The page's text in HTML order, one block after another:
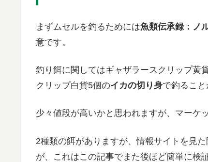
まずムセルを釣るためには魚類伝承録：ノ
意です。
釣り餌に関してはギャザラースクリップ黄
クリップ白貨5個のイカの切り身で釣ること
少々値段が高いかと思われますが、マーケ
2種類の餌がありますが、情報サイトを見
が、これはこの記事でまた後ほど簡単に検